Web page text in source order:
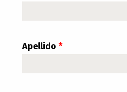
blanco
Apellido